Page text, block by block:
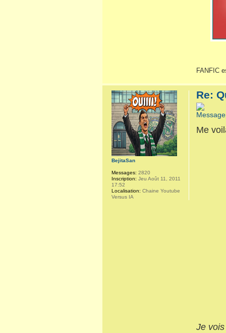
FANFIC
Re:
Me
Je
BejitaSan
Messages: 2820
Inscription: Jeu Août 11, 2011
17:52
Localisation: Chaine Youtube
Versus IA